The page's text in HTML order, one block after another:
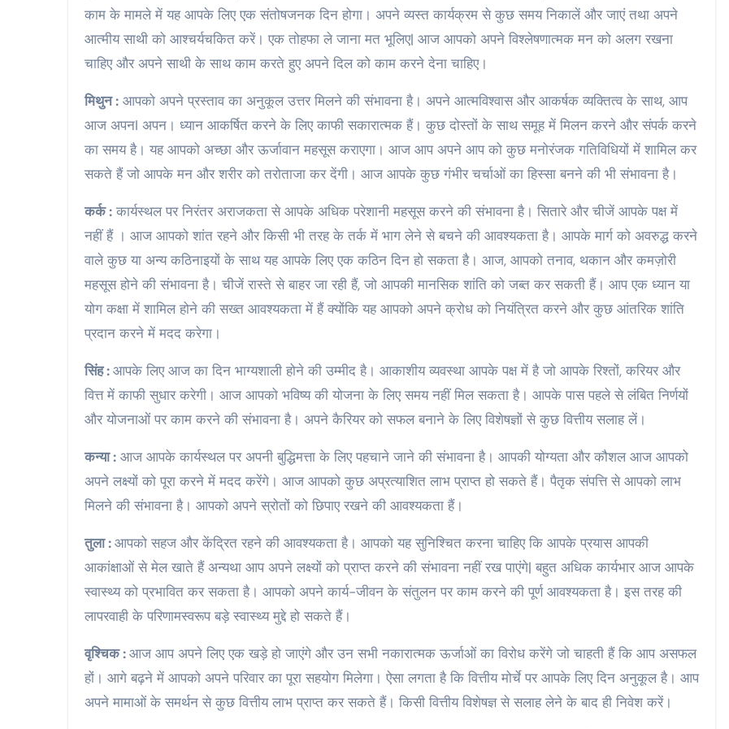
काम के मामले में यह आपके लिए एक संतोषजनक दिन होगा। अपने व्यस्त कार्यक्रम से कुछ समय निकालें और जाएं तथा अपने
आत्मीय साथी को आश्चर्यचकित करें। एक तोहफा ले जाना मत भूलिए| आज आपको अपने विश्लेषणात्मक मन को अलग रखना
चाहिए और अपने साथी के साथ काम करते हुए अपने दिल को काम करने देना चाहिए।
मिथुन : आपको अपने प्रस्ताव का अनुकूल उत्तर मिलने की संभावना है। अपने आत्मविश्वास और आकर्षक व्यक्तित्व के साथ, आप
आज अपनI अपन। ध्यान आकर्षित करने के लिए काफी सकारात्मक हैं। कुछ दोस्तों के साथ समूह में मिलन करने और संपर्क करने
का समय है। यह आपको अच्छा और ऊर्जावान महसूस कराएगा। आज आप अपने आप को कुछ मनोरंजक गतिविधियों में शामिल कर
सकते हैं जो आपके मन और शरीर को तरोताजा कर देंगी। आज आपके कुछ गंभीर चर्चाओं का हिस्सा बनने की भी संभावना है।
कर्क : कार्यस्थल पर निरंतर अराजकता से आपके अधिक परेशानी महसूस करने की संभावना है। सितारे और चीजें आपके पक्ष में
नहीं हैं । आज आपको शांत रहने और किसी भी तरह के तर्क में भाग लेने से बचने की आवश्यकता है। आपके मार्ग को अवरुद्ध करने
वाले कुछ या अन्य कठिनाइयों के साथ यह आपके लिए एक कठिन दिन हो सकता है। आज, आपको तनाव, थकान और कमज़ोरी
महसूस होने की संभावना है। चीजें रास्ते से बाहर जा रही हैं, जो आपकी मानसिक शांति को जब्त कर सकती हैं। आप एक ध्यान या
योग कक्षा में शामिल होने की सख्त आवश्यकता में हैं क्योंकि यह आपको अपने क्रोध को नियंत्रित करने और कुछ आंतरिक शांति
प्रदान करने में मदद करेगा।
सिंह :आपके लिए आज का दिन भाग्यशाली होने की उम्मीद है। आकाशीय व्यवस्था आपके पक्ष में है जो आपके रिश्तों, करियर और
वित्त में काफी सुधार करेगी। आज आपको भविष्य की योजना के लिए समय नहीं मिल सकता है। आपके पास पहले से लंबित निर्णयों
और योजनाओं पर काम करने की संभावना है। अपने कैरियर को सफल बनाने के लिए विशेषज्ञों से कुछ वित्तीय सलाह लें।
कन्या : आज आपके कार्यस्थल पर अपनी बुद्धिमत्ता के लिए पहचाने जाने की संभावना है। आपकी योग्यता और कौशल आज आपको
अपने लक्ष्यों को पूरा करने में मदद करेंगे। आज आपको कुछ अप्रत्याशित लाभ प्राप्त हो सकते हैं। पैतृक संपत्ति से आपको लाभ
मिलने की संभावना है। आपको अपने स्रोतों को छिपाए रखने की आवश्यकता हैं।
तुला :आपको सहज और केंद्रित रहने की आवश्यकता है। आपको यह सुनिश्चित करना चाहिए कि आपके प्रयास आपकी
आकांक्षाओं से मेल खाते हैं अन्यथा आप अपने लक्ष्यों को प्राप्त करने की संभावना नहीं रख पाएंगे| बहुत अधिक कार्यभार आज आपके
स्वास्थ्य को प्रभावित कर सकता है। आपको अपने कार्य-जीवन के संतुलन पर काम करने की पूर्ण आवश्यकता है। इस तरह की
लापरवाही के परिणामस्वरूप बड़े स्वास्थ्य मुद्दे हो सकते हैं।
वृश्चिक :आज आप अपने लिए एक खड़े हो जाएंगे और उन सभी नकारात्मक ऊर्जाओं का विरोध करेंगे जो चाहती हैं कि आप असफल
हों। आगे बढ़ने में आपको अपने परिवार का पूरा सहयोग मिलेगा। ऐसा लगता है कि वित्तीय मोर्चे पर आपके लिए दिन अनुकूल है। आप
अपने मामाओं के समर्थन से कुछ वित्तीय लाभ प्राप्त कर सकते हैं। किसी वित्तीय विशेषज्ञ से सलाह लेने के बाद ही निवेश करें।